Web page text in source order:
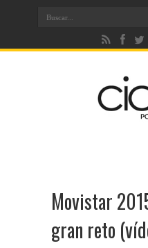
Movistar
gran reto